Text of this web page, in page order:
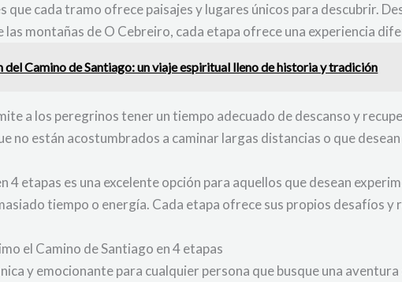
que cada tramo ofrece paisajes y lugares únicos para descubrir.
montañas de O Cebreiro, cada etapa ofrece una experiencia
Camino de Santiago: un viaje espiritual lleno de historia y tradición
a los peregrinos tener un tiempo adecuado de descanso y
no están acostumbrados a caminar largas distancias o que
4 etapas es una excelente opción para aquellos que desean
tiempo o energía. Cada etapa ofrece sus propios desafíos y
el Camino de Santiago en 4 etapas
y emocionante para cualquier persona que busque una